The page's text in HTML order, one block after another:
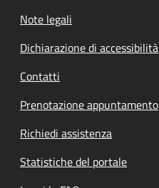
Note legali
Dichiarazione di accessibilità
Contatti
Prenotazione appuntamento
Richiedi assistenza
Statistiche del portale